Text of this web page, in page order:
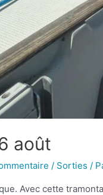
août
/ Sorties /
Avec cette